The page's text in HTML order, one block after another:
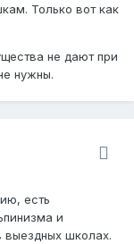
Только вот как
не дают при
нужны.
есть
и
выездных школах.